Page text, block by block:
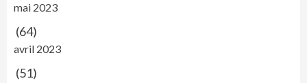
mai 2023
(64)
avril 2023
(51)